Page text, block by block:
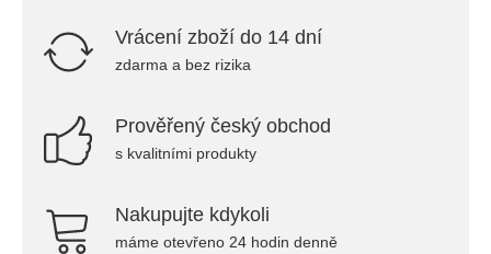
Vrácení zboží do 14 dní
zdarma a bez rizika
Prověřený český obchod
s kvalitními produkty
Nakupujte kdykoli
máme otevřeno 24 hodin denně